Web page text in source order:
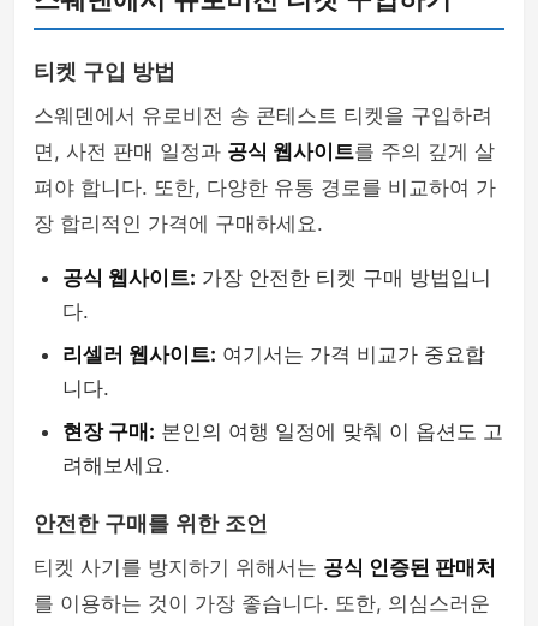
티켓 구입 방법
스웨덴에서 유로비전 송 콘테스트 티켓을 구입하려
면, 사전 판매 일정과 공식 웹사이트를 주의 깊게 살
펴야 합니다. 또한, 다양한 유통 경로를 비교하여 가
장 합리적인 가격에 구매하세요.
공식 웹사이트: 가장 안전한 티켓 구매 방법입니
다.
리셀러 웹사이트: 여기서는 가격 비교가 중요합
니다.
현장 구매: 본인의 여행 일정에 맞춰 이 옵션도 고
려해보세요.
안전한 구매를 위한 조언
티켓 사기를 방지하기 위해서는 공식 인증된 판매처
를 이용하는 것이 가장 좋습니다. 또한, 의심스러운